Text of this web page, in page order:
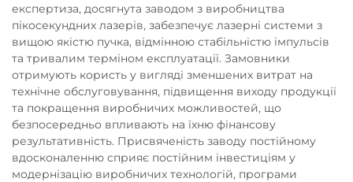
експертиза, досягнута заводом з виробництва
пікосекундних лазерів, забезпечує лазерні системи з
вищою якістю пучка, відмінною стабільністю імпульсів
та тривалим терміном експлуатації. Замовники
отримують користь у вигляді зменшених витрат на
технічне обслуговування, підвищення виходу продукції
та покращення виробничих можливостей, що
безпосередньо впливають на їхню фінансову
результативність. Присвяченість заводу постійному
вдосконаленню сприяє постійним інвестиціям у
модернізацію виробничих технологій, програми